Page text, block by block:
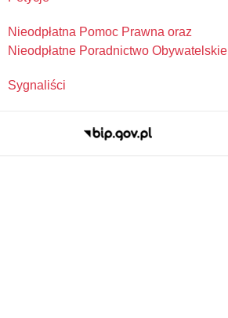
Nieodpłatna Pomoc Prawna oraz
Nieodpłatne Poradnictwo Obywatelskie
Sygnaliści